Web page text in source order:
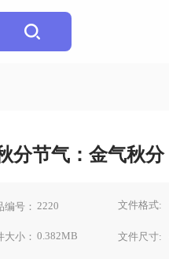
编号： 2220 文件格式:
大小： 0.382MB 文件尺寸: